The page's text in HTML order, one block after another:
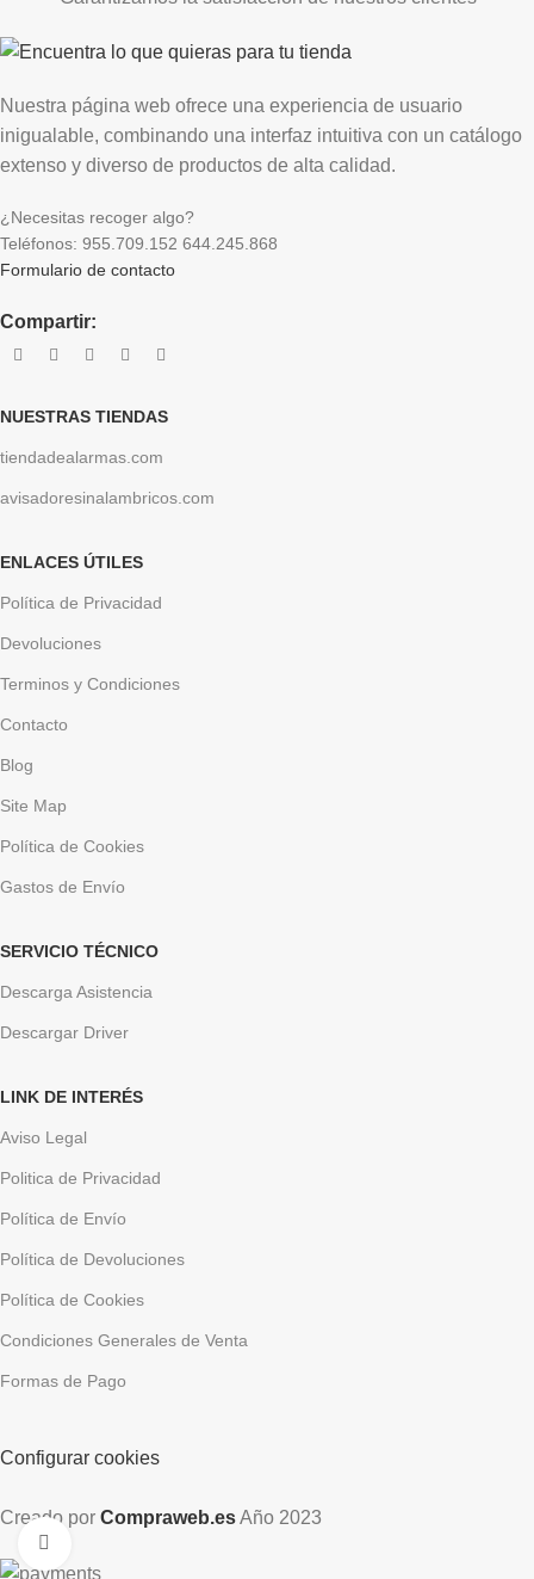
Nuestra página web ofrece una experiencia de usuario
inigualable, combinando una interfaz intuitiva con un catálogo
extenso y diverso de productos de alta calidad.
¿Necesitas recoger algo?
Teléfonos: 955.709.152 644.245.868
Formulario de contacto
Compartir:
NUESTRAS TIENDAS
tiendadealarmas.com
avisadoresinalambricos.com
ENLACES ÚTILES
Política de Privacidad
Devoluciones
Terminos y Condiciones
Contacto
Blog
Site Map
Política de Cookies
Gastos de Envío
SERVICIO TÉCNICO
Descarga Asistencia
Descargar Driver
LINK DE INTERÉS
Aviso Legal
Politica de Privacidad
Política de Envío
Política de Devoluciones
Política de Cookies
Condiciones Generales de Venta
Formas de Pago
Configurar cookies
Creado por Compraweb.esAño 2023